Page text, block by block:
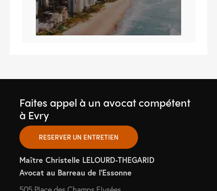
Faites appel à un avocat compétent
à Evry
RESERVER UN ENTRETIEN
Maître Christelle LELOURD-THEGARID
Avocat au Barreau de l’Essonne